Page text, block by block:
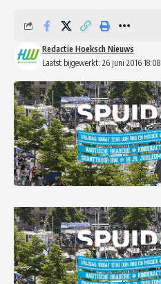
Laatst bijgewerkt: 26 juni 2016 18:08
Redactie Hoeksch Nieuws